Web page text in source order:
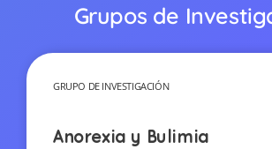
Grupos de
GRUPO DE INVESTIGACIÓN
Anorexia y Bulimia